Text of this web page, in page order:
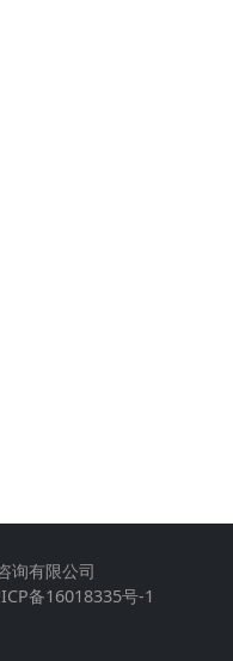
询有限公司
备16018335号-1